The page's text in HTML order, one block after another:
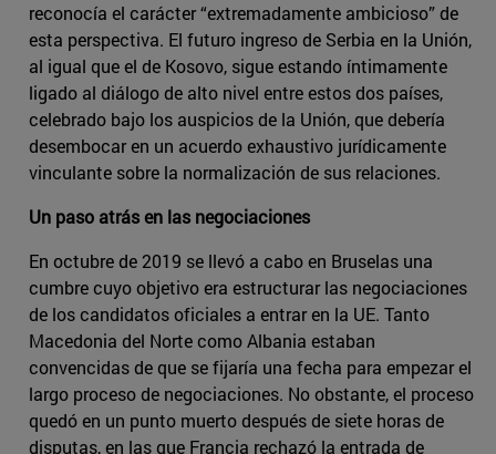
reconocía el carácter “extremadamente ambicioso” de
esta perspectiva. El futuro ingreso de Serbia en la Unión,
al igual que el de Kosovo, sigue estando íntimamente
ligado al diálogo de alto nivel entre estos dos países,
celebrado bajo los auspicios de la Unión, que debería
desembocar en un acuerdo exhaustivo jurídicamente
vinculante sobre la normalización de sus relaciones.
Un paso atrás en las negociaciones
En octubre de 2019 se llevó a cabo en Bruselas una
cumbre cuyo objetivo era estructurar las negociaciones
de los candidatos oficiales a entrar en la UE. Tanto
Macedonia del Norte como Albania estaban
convencidas de que se fijaría una fecha para empezar el
largo proceso de negociaciones. No obstante, el proceso
quedó en un punto muerto después de siete horas de
disputas, en las que Francia rechazó la entrada de